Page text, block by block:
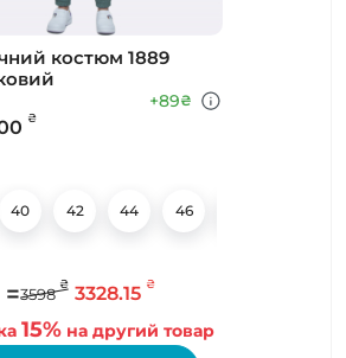
костюм 1889
₴
+89₴
40 42 44 46
=3598
₴ 3328.15 ₴
15% на другий товар